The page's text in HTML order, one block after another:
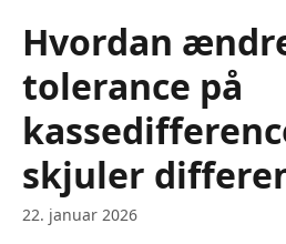
Hvordan
tolerance på
skjuler
22. januar 2026